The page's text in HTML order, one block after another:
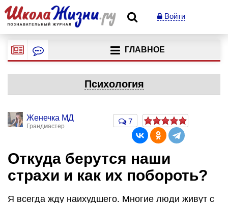
Войти
ГЛАВНОЕ
Психология
Женечка МД
Грандмастер
7
Откуда берутся наши
страхи и как их побороть?
Я всегда жду наихудшего. Многие люди живут с